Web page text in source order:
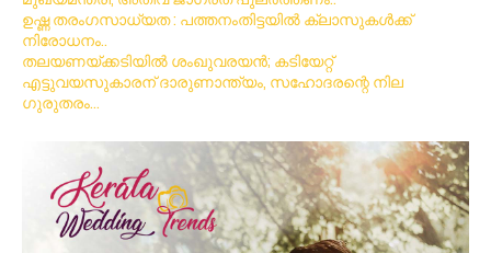
ഉഷ്ണ തരംഗസാധ്യത : പത്തനംതിട്ടയില്‍ ക്ലാസുകള്‍ക്ക്
നിരോധനം..
തലയണയ്ക്കടിയില്‍ ശംഖുവരയന്‍; കടിയേറ്റ്
എട്ടുവയസുകാരന് ദാരുണാന്ത്യം, സഹോദരന്റെ നില
ഗുരുതരം…